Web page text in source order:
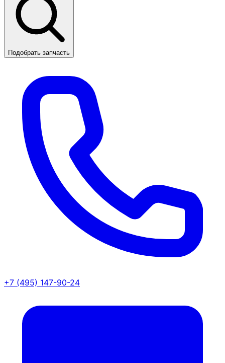
Подобрать запчасть
+7 (495) 147-90-24